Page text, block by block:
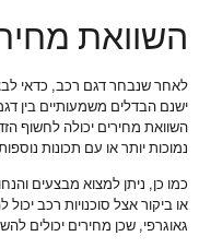
השוואת
לאחר שנבחר דגם רכב, כדאי
ישנם הבדלים משמעותיים בין
השוואת מחירים יכולה לחשוף
נמוכות יותר או עם תכונות
כמו כן, ניתן למצוא מבצעים
או ביקור אצל סוכנויות רכב
גאוגרפי, שכן מחירים יכולים